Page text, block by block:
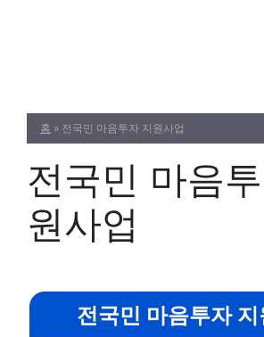
content
홈 » 전국민 마음투자 지원사업
전국민 마음
원사업
전국민 마음투자 지